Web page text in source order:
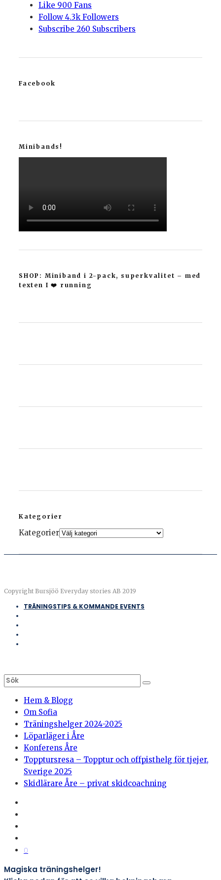
Like 900 Fans
Follow 4.3k Followers
Subscribe 260 Subscribers
Facebook
Minibands!
SHOP: Miniband i 2-pack, superkvalitet – med
texten I ❤️ running
Kategorier
Kategorier
Copyright Bursjöö Everyday stories AB 2019
TRÄNINGSTIPS & KOMMANDE EVENTS
Hem & Blogg
Om Sofia
Träningshelger 2024-2025
Löparläger i Åre
Konferens Åre
Topptursresa – Topptur och offpisthelg för tjejer,
Sverige 2025
Skidlärare Åre – privat skidcoachning
0
Magiska träningshelger!